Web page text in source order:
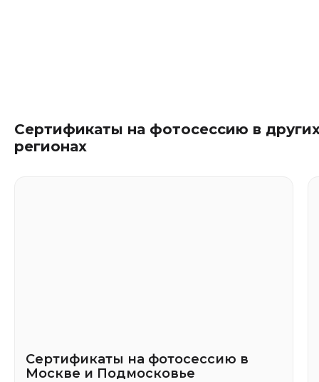
Сертификаты на фотосессию в
регионах
Сертификаты на фотосессию в
Москве и Подмосковье